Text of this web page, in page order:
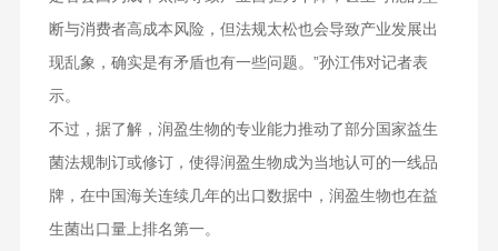
断与消费者高成本风险，但法规太松也会导致产业发展出
现乱象，确实是有矛盾也有一些问题。”孙江伟对记者表
示。
不过，据了解，润盈生物的专业能力推动了部分国家益生
菌法规制订或修订，使得润盈生物成为当地认可的一线品
牌，在中国海关连续几年的出口数据中，润盈生物也在益
生菌出口量上排名第一。